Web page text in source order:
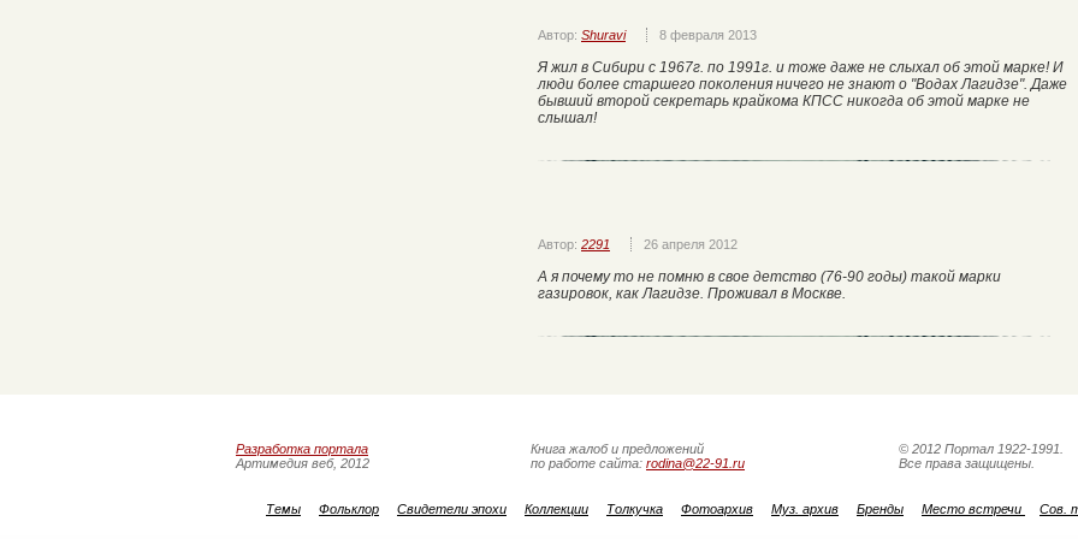
Автор: Shuravi 8 февраля 2013
Я жил в Сибири с 1967г. по 1991г. и тоже даже не слыхал об этой марке! И
люди более старшего поколения ничего не знают о "Водах Лагидзе". Даже
бывший второй секретарь крайкома КПСС никогда об этой марке не
слышал!
Автор: 2291 26 апреля 2012
А я почему то не помню в свое детство (76-90 годы) такой марки
газировок, как Лагидзе. Проживал в Москве.
Разработка портала
Артимедия веб, 2012
Книга жалоб и предложений
по работе сайта: rodina@22-91.ru
© 2012 Портал 1922-1991.
Все права защищены.
Темы Фольклор Свидетели эпохи Коллекции Толкучка Фотоархив Муз. архив Бренды Место встречи Сов.